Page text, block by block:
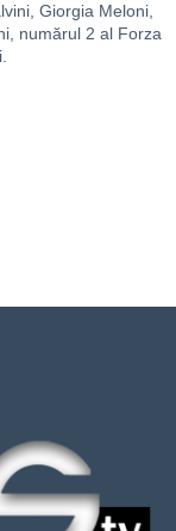
Giorgia Meloni,
numărul 2 al Forza